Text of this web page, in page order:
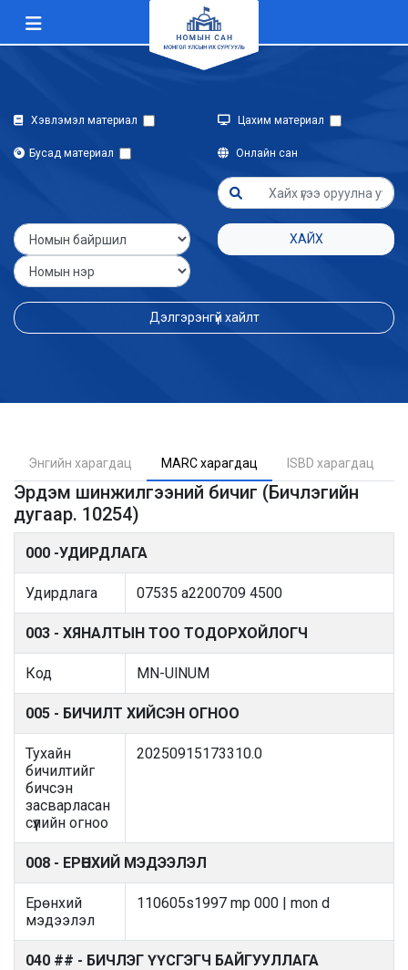
Хэвлэмэл материал Цахим материал
Бусад материал Онлайн сан
ХАЙХ
Дэлгэрэнгүй хайлт
Энгийн харагдац MARC харагдац ISBD харагдац
Эрдэм шинжилгээний бичиг (Бичлэгийн
дугаар. 10254)
000 -УДИРДЛАГА
Удирдлага 07535 a2200709 4500
003 - ХЯНАЛТЫН ТОО ТОДОРХОЙЛОГЧ
Код MN-UlNUM
005 - БИЧИЛТ ХИЙСЭН ОГНОО
Тухайн
бичилтийг
бичсэн
засварласан
сүүлийн огноо
20250915173310.0
008 - ЕРӨНХИЙ МЭДЭЭЛЭЛ
Ерөнхий
мэдээлэл
110605s1997 mp 000 | mon d
040 ## - БИЧЛЭГ ҮҮСГЭГЧ БАЙГУУЛЛАГА